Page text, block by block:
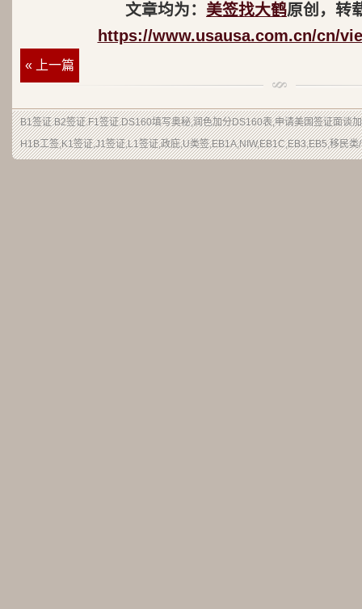
文章均为： 美签找大鹤原创，转
https://www.usausa.com.cn/cn/
« 上一篇
B1签证.B2签证.F1签证.DS160填写奥秘,润色加分DS160表,申请美国签证面谈
H1B工签,K1签证,J1签证,L1签证,政庇,U类签,EB1A,NIW,EB1C,EB3,EB5,移民